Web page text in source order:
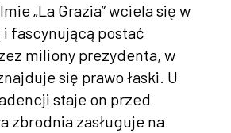
„La Grazia” wciela się w
fascynującą postać
miliony prezydenta, w
się prawo łaski. U
staje on przed
zbrodnia zasługuje na